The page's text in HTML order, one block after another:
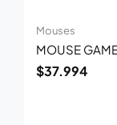
Mouses
MOUSE
$37.994